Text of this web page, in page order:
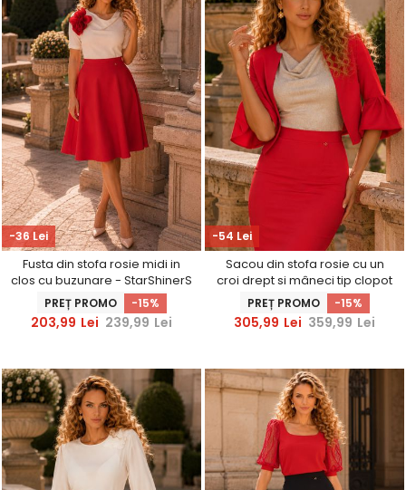
-36 Lei
Fusta din stofa rosie midi in
clos cu buzunare - StarShinerS
PREȚ PROMO -15%
203,99 Lei 239,99 Lei
-54 Lei
Sacou din stofa rosie cu un
croi drept si mâneci tip clopot
- StarShinerS
PREȚ PROMO -15%
305,99 Lei 359,99 Lei